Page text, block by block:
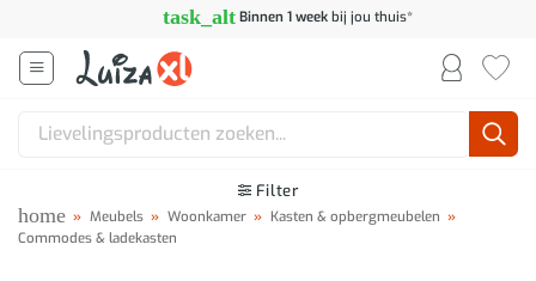
inhoud
task_alt Binnen 1 weekbij jou thuis*
Zoeken
Filter
home » Meubels » Woonkamer » Kasten & opbergmeubelen »
Commodes & ladekasten